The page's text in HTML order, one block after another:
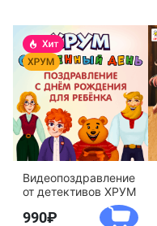
Видеопоздравление
от детективов ХРУМ
990